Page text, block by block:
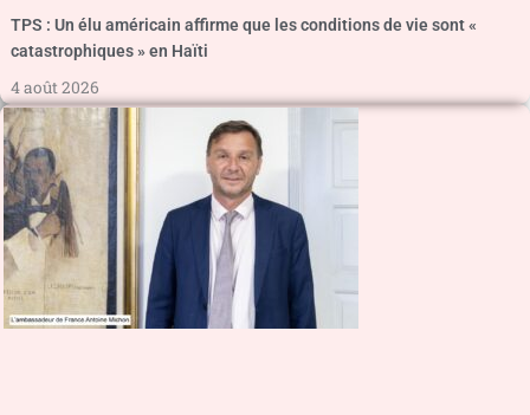
TPS : Un élu américain affirme que les conditions de vie sont «
catastrophiques » en Haïti
4 août 2026